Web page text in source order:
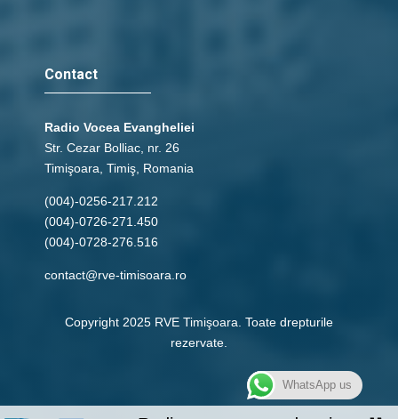
Contact
Radio Vocea Evangheliei
Str. Cezar Bolliac, nr. 26
Timişoara, Timiş, Romania
(004)-0256-217.212
(004)-0726-271.450
(004)-0728-276.516
contact@rve-timisoara.ro
Copyright 2025 RVE Timişoara. Toate drepturile
rezervate.
WhatsApp us